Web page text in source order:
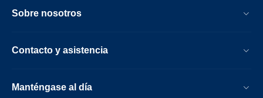
Sobre nosotros
Contacto y asistencia
Manténgase al día